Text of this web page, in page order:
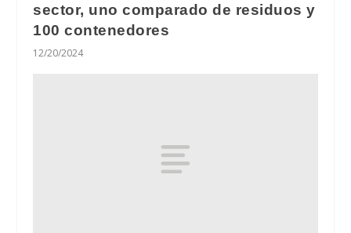
sector, uno comparado de residuos y
100 contenedores
12/20/2024